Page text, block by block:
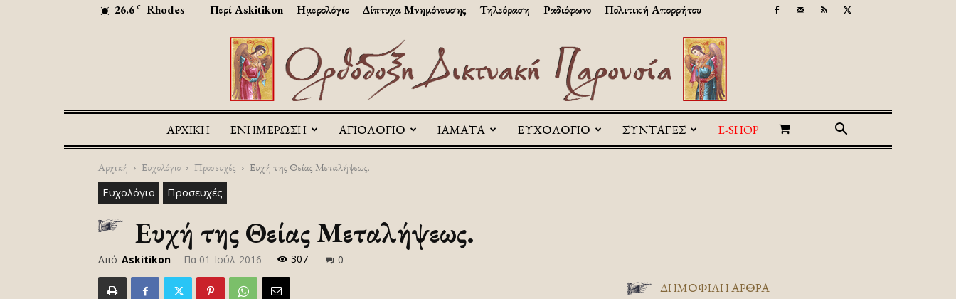
26.6 C Rhodes Περί Askitikon Ημερολόγιο Δίπτυχα Μνημόνευσης Τηλεόραση Ραδιόφωνο Πολιτική Απορρήτου
Askitikon
ΑΡΧΙΚΉ ΕΝΗΜΕΡΩΣΗ ΑΓΙΟΛΟΓΙΟ ΙΑΜΑΤΑ ΕΥΧΟΛΟΓΙΟ ΣΥΝΤΑΓΕΣ E-SHOP
Αρχική Ευχολόγιο Προσευχές Ευχή της Θείας Μεταλήψεως.
Ευχολόγιο Προσευχές
Ευχή της Θείας Μεταλήψεως.
Από Askitikon - Πα 01-Ιούλ-2016 307 0
ΔΗΜΟΦΙΛΗ ΑΡΘΡΑ